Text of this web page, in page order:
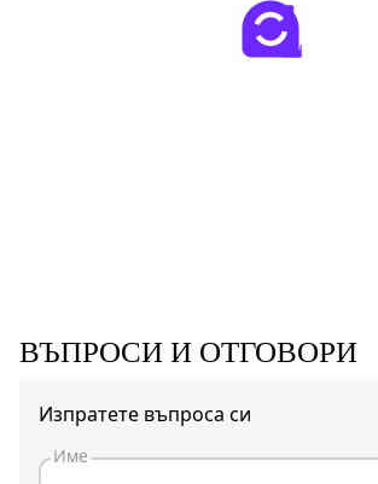
ВЪПРОСИ И ОТГОВОРИ
Изпратете въпроса си